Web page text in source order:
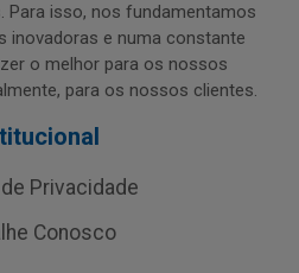
Para isso, nos fundamentamos
inovadoras e numa constante
o melhor para os nossos
para os nossos clientes.
Privacidade
Conosco